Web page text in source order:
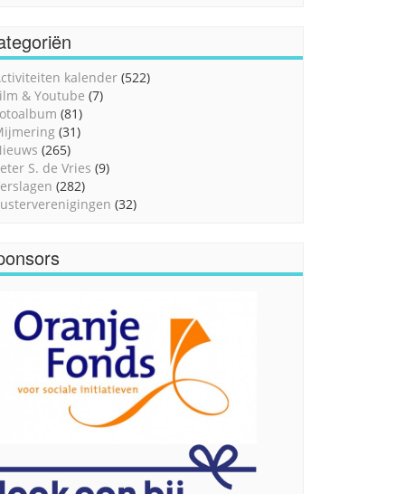
kalender (522)
& Youtube (7)
(81)
(31)
(265)
S. de Vries (9)
(282)
(32)